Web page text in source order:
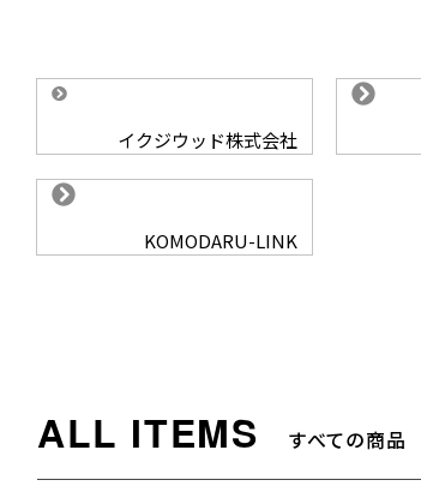
イクジウッド株式会社
KOMODARU-LINK
すべての商品